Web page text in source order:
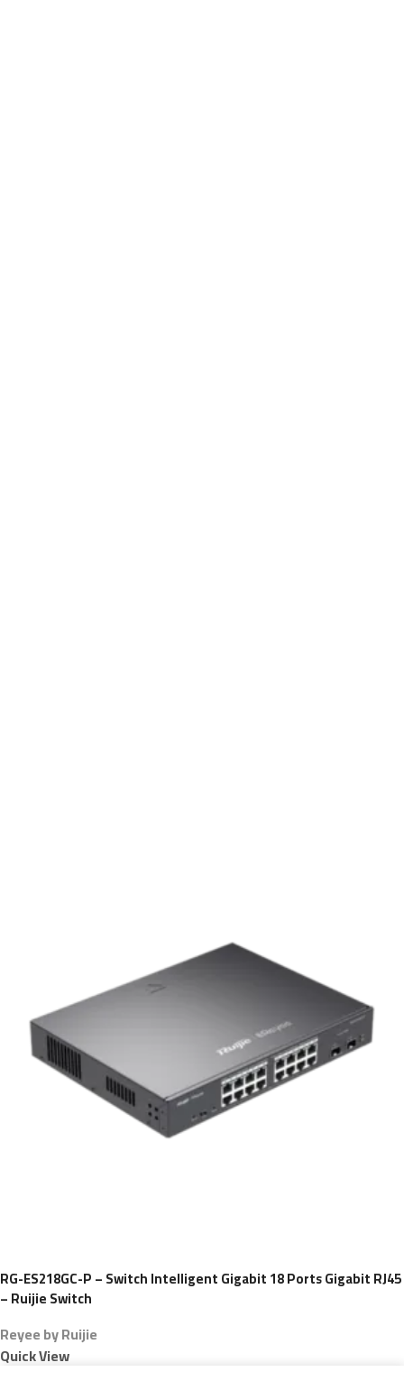
RG-ES218GC-P – Switch Intelligent Gigabit 18 Ports Gigabit RJ45
– Ruijie Switch
Reyee by Ruijie
Quick View